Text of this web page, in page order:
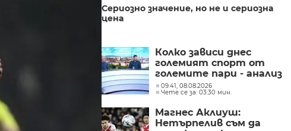
Сериозно значение, но не и сериозна
цена
Колко зависи днес
големият спорт от
големите пари - анализ
на Никола Ибришимов и
Павел Колев
09:41, 08.08.2026
Чете се за: 03:30 мин.
Магнес Аклиуш:
Нетърпелив съм да